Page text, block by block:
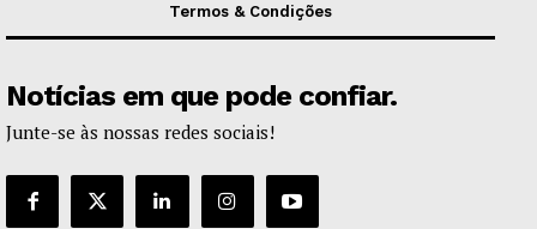
Termos & Condições
Notícias em que pode confiar.
Junte-se às nossas redes sociais!